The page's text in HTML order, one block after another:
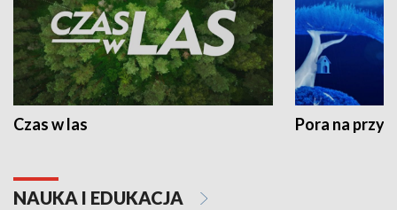
Czas w las Pora na
NAUKA I EDUKACJA